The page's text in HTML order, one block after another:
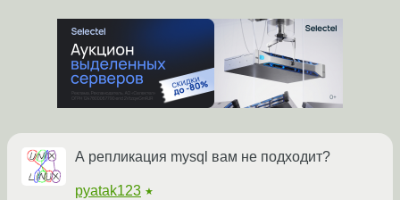
А репликация mysql вам не подходит?
pyatak123 ★